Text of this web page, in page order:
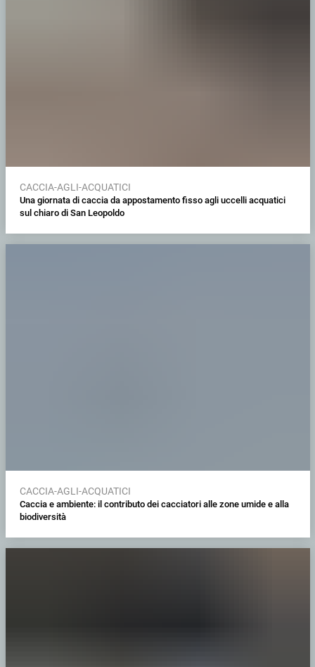
CACCIA-AGLI-ACQUATICI
Una giornata di caccia da appostamento fisso agli uccelli acquatici
sul chiaro di San Leopoldo
CACCIA-AGLI-ACQUATICI
Caccia e ambiente: il contributo dei cacciatori alle zone umide e alla
biodiversità